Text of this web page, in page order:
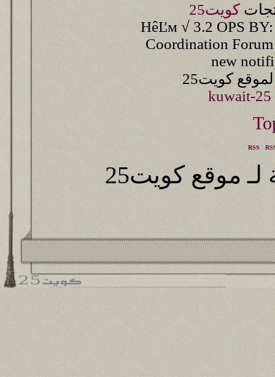
كويت25
HêĽм √ 3.2 OPS BY:
Coordination
new
كويت25
kuwait-
RSS
موقع كويت25